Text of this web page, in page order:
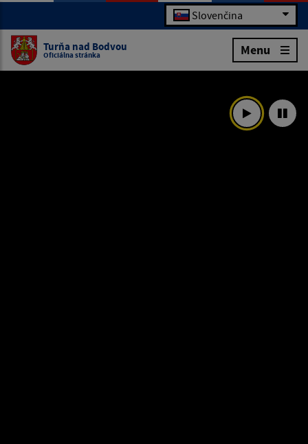
Slovenčina
Turňa nad Bodvou
Oficiálna stránka Menu